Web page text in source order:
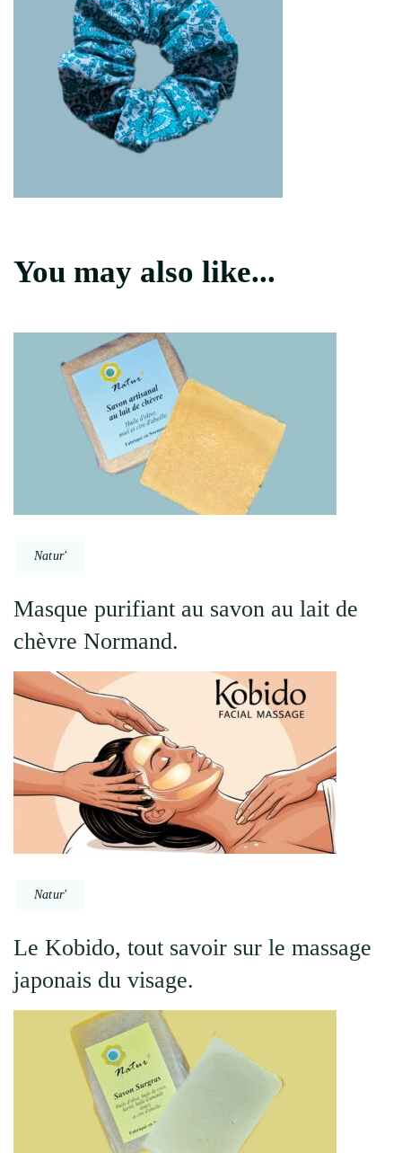
You may also like...
Natur'
Masque purifiant au savon au lait de
chèvre Normand.
Natur'
Le Kobido, tout savoir sur le massage
japonais du visage.